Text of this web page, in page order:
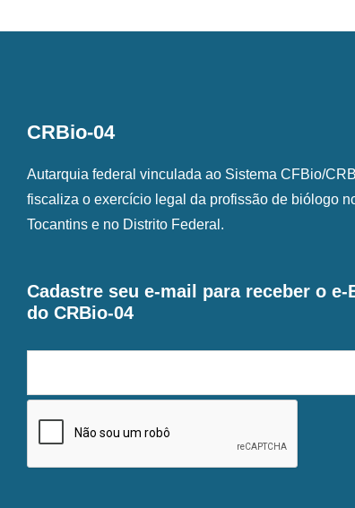
CRBio-04
Autarquia federal vinculada ao Sistema CFBio/
fiscaliza o exercício legal da profissão de biólogo
Tocantins e no Distrito Federal.
Cadastre seu e-mail para receber o
do CRBio-04